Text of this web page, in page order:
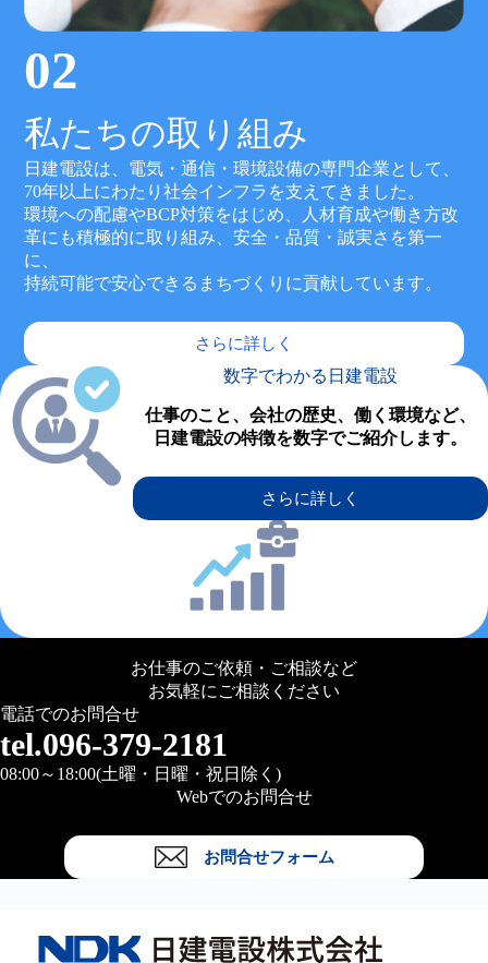
02
私たちの取り組み
日建電設は、電気・通信・環境設備の専門企業として、
70年以上にわたり社会インフラを支えてきました。
環境への配慮やBCP対策をはじめ、人材育成や働き方改
革にも積極的に取り組み、安全・品質・誠実さを第一
に、
持続可能で安心できるまちづくりに貢献しています。
さらに詳しく
数字でわかる日建電設
仕事のこと、会社の歴史、働く環境など、
日建電設の特徴を数字でご紹介します。
さらに詳しく
お仕事のご依頼・ご相談など
お気軽にご相談ください
電話でのお問合せ
tel.096-379-2181
08:00～18:00(土曜・日曜・祝日除く)
Webでのお問合せ
お問合せフォーム